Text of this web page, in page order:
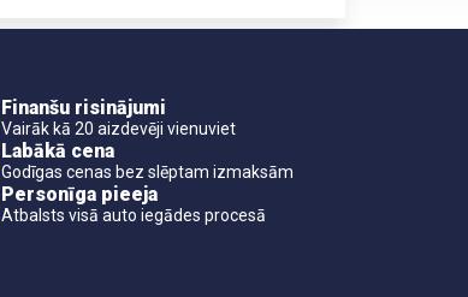
Finanšu risinājumi
Vairāk kā 20 aizdevēji vienuviet
Labākā cena
Godīgas cenas bez slēptam izmaksām
Personīga pieeja
Atbalsts visā auto iegādes procesā